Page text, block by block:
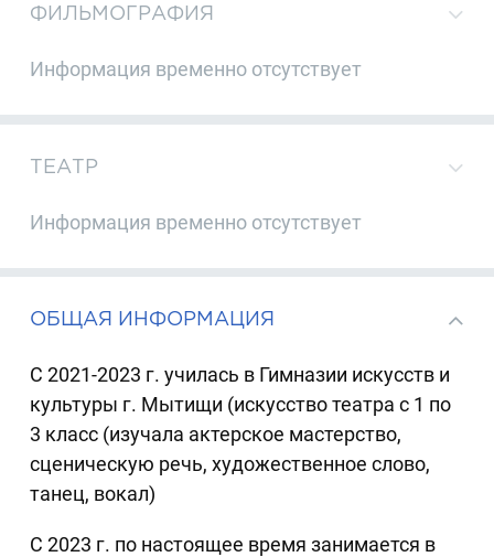
ФИЛЬМОГРАФИЯ
Информация временно отсутствует
ТЕАТР
Информация временно отсутствует
ОБЩАЯ ИНФОРМАЦИЯ
С 2021-2023 г. училась в Гимназии искусств и
культуры г. Мытищи (искусство театра с 1 по
3 класс (изучала актерское мастерство,
сценическую речь, художественное слово,
танец, вокал)
С 2023 г. по настоящее время занимается в